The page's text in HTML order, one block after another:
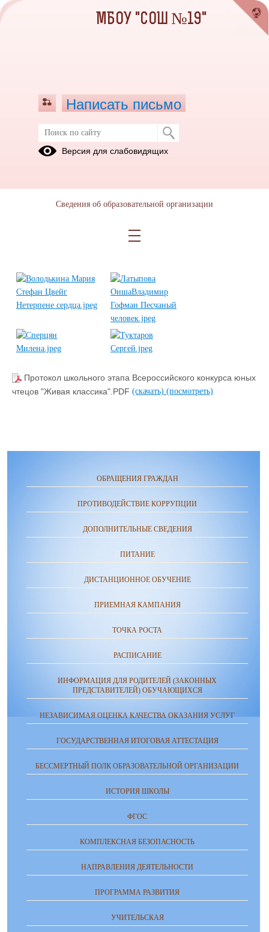
Всероссийский конкурс юных чтецов
"Живая классика"
Ссылка на видео участников конкурса юных чтецов "Живая
Протокол школьного этапа Всероссийского конкурса юных
чтецов "Живая классика".PDF (скачать) (посмотреть)
ОБРАЩЕНИЯ ГРАЖДАН
ПРОТИВОДЕЙСТВИЕ КОРРУПЦИИ
ДОПОЛНИТЕЛЬНЫЕ СВЕДЕНИЯ
ПИТАНИЕ
ДИСТАНЦИОННОЕ ОБУЧЕНИЕ
ПРИЕМНАЯ КАМПАНИЯ
ТОЧКА РОСТА
РАСПИСАНИЕ
ИНФОРМАЦИЯ ДЛЯ РОДИТЕЛЕЙ (ЗАКОННЫХ
ПРЕДСТАВИТЕЛЕЙ) ОБУЧАЮЩИХСЯ
НЕЗАВИСИМАЯ ОЦЕНКА КАЧЕСТВА ОКАЗАНИЯ УСЛУГ
ГОСУДАРСТВЕННАЯ ИТОГОВАЯ АТТЕСТАЦИЯ
БЕССМЕРТНЫЙ ПОЛК ОБРАЗОВАТЕЛЬНОЙ ОРГАНИЗАЦИИ
ИСТОРИЯ ШКОЛЫ
ФГОС
КОМПЛЕКСНАЯ БЕЗОПАСНОСТЬ
НАПРАВЛЕНИЯ ДЕЯТЕЛЬНОСТИ
ПРОГРАММА РАЗВИТИЯ
УЧИТЕЛЬСКАЯ
МБОУ "СОШ №19"
Написать письмо
Версия для слабовидящих
Сведения об образовательной организации